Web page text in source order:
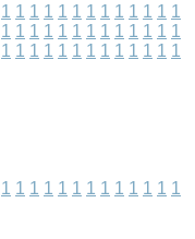
1 1 1 1 1 1 1 1 1 1 1 1 1
1 1 1 1 1 1 1 1 1 1 1 1 1
1 1 1 1 1 1 1 1 1 1 1 1 1
1 1 1 1 1 1 1 1 1 1 1 1 1